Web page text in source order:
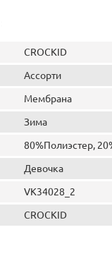
CROCKID
Ассорти
Мембрана
Зима
80%Полиэстер,
Девочка
VK34028_2
CROCKID